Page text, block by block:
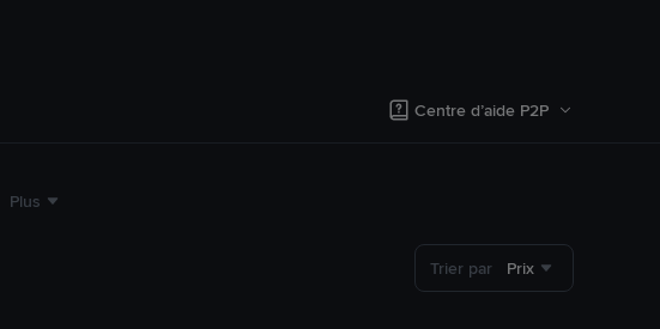
Centre d’aide P2P
Plus
Trier par Prix